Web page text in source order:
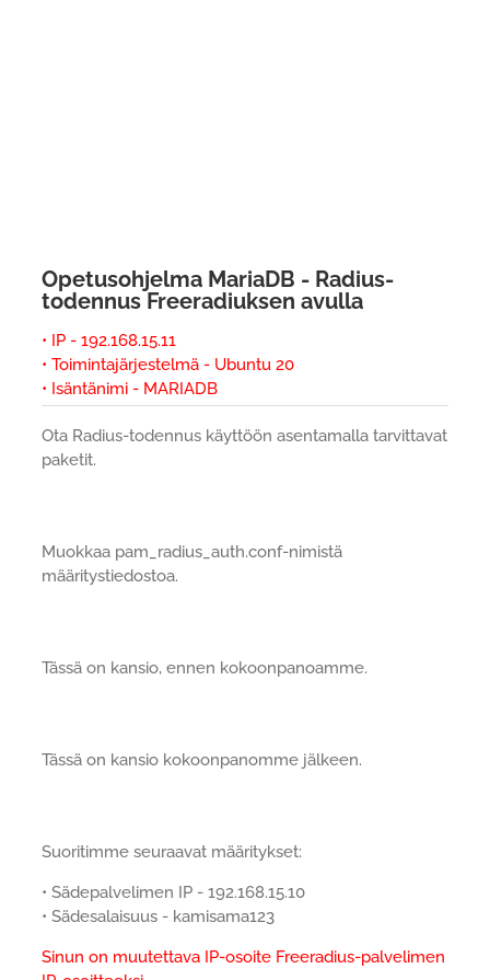
Opetusohjelma MariaDB - Radius-
todennus Freeradiuksen avulla
• IP - 192.168.15.11
• Toimintajärjestelmä - Ubuntu 20
• Isäntänimi - MARIADB
Ota Radius-todennus käyttöön asentamalla tarvittavat
paketit.
Muokkaa pam_radius_auth.conf-nimistä
määritystiedostoa.
Tässä on kansio, ennen kokoonpanoamme.
Tässä on kansio kokoonpanomme jälkeen.
Suoritimme seuraavat määritykset:
• Sädepalvelimen IP - 192.168.15.10
• Sädesalaisuus - kamisama123
Sinun on muutettava IP-osoite Freeradius-palvelimen